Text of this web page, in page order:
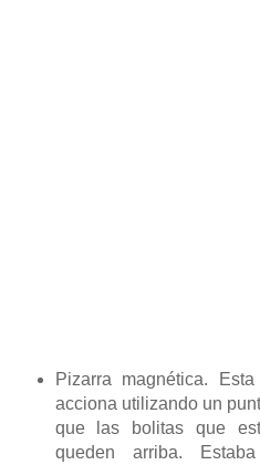
Pizarra magnética.
acciona utilizando un
que las bolitas que
queden arriba.